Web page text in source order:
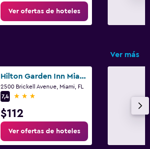
Ver ofertas de hoteles
Ver más
Hilton Garden Inn Miami - Brickell / near Key Biscayne, FL
2500 Brickell Avenue, Miami, FL
7,4
3 estrellas
$112
Ver ofertas de hoteles